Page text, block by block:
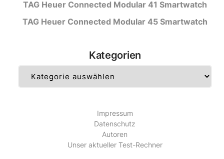
TAG Heuer Connected Modular 41 Smartwatch
TAG Heuer Connected Modular 45 Smartwatch
Kategorien
Impressum
Datenschutz
Autoren
Unser aktueller Test-Rechner